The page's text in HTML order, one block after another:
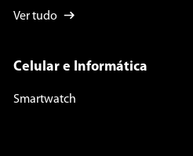
Ver tudo
Celular e Informática
Smartwatch